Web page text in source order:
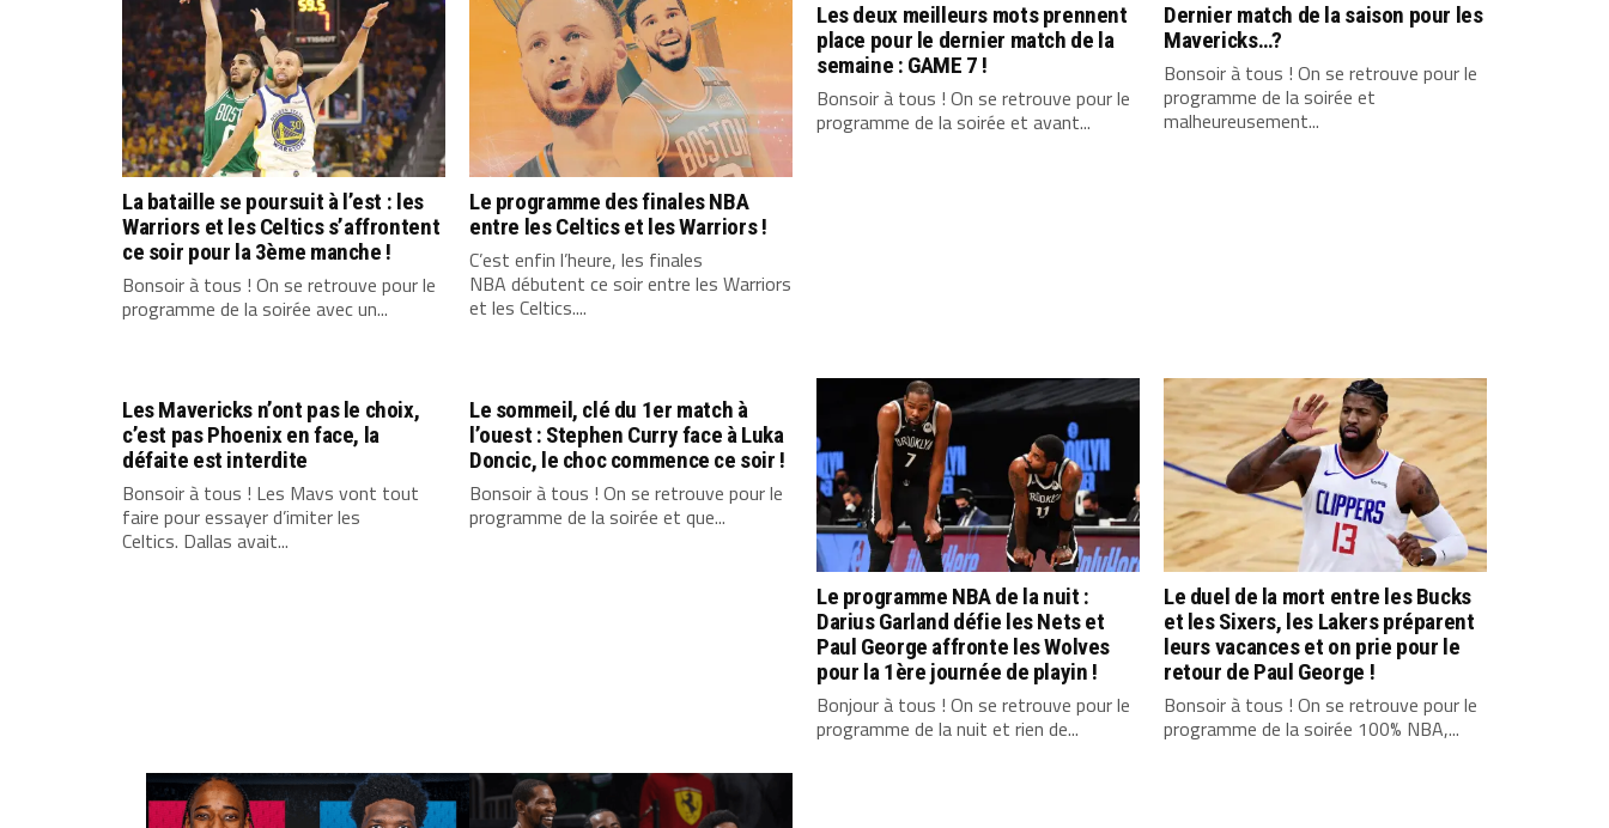
La bataille se poursuit à l’est : les
Warriors et les Celtics s’affrontent
ce soir pour la 3ème manche !
Bonsoir à tous ! On se retrouve pour le
programme de la soirée avec un...
Le programme des finales NBA
entre les Celtics et les Warriors !
C’est enfin l’heure, les finales
NBA débutent ce soir entre les Warriors
et les Celtics....
Les deux meilleurs mots prennent
place pour le dernier match de la
semaine : GAME 7 !
Bonsoir à tous ! On se retrouve pour le
programme de la soirée et avant...
Dernier match de la saison pour les
Mavericks…?
Bonsoir à tous ! On se retrouve pour le
programme de la soirée et
malheureusement...
Les Mavericks n’ont pas le choix,
c’est pas Phoenix en face, la
défaite est interdite
Bonsoir à tous ! Les Mavs vont tout
faire pour essayer d’imiter les
Celtics. Dallas avait...
Le sommeil, clé du 1er match à
l’ouest : Stephen Curry face à Luka
Doncic, le choc commence ce soir !
Bonsoir à tous ! On se retrouve pour le
programme de la soirée et que...
Le programme NBA de la nuit :
Darius Garland défie les Nets et
Paul George affronte les Wolves
pour la 1ère journée de playin !
Bonjour à tous ! On se retrouve pour le
programme de la nuit et rien de...
Le duel de la mort entre les Bucks
et les Sixers, les Lakers préparent
leurs vacances et on prie pour le
retour de Paul George !
Bonsoir à tous ! On se retrouve pour le
programme de la soirée 100% NBA,...